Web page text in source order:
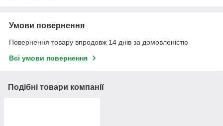
Умови повернення
Повернення товару впродовж 14 днів за домовленістю
Всі умови повернення
Подібні товари компанії